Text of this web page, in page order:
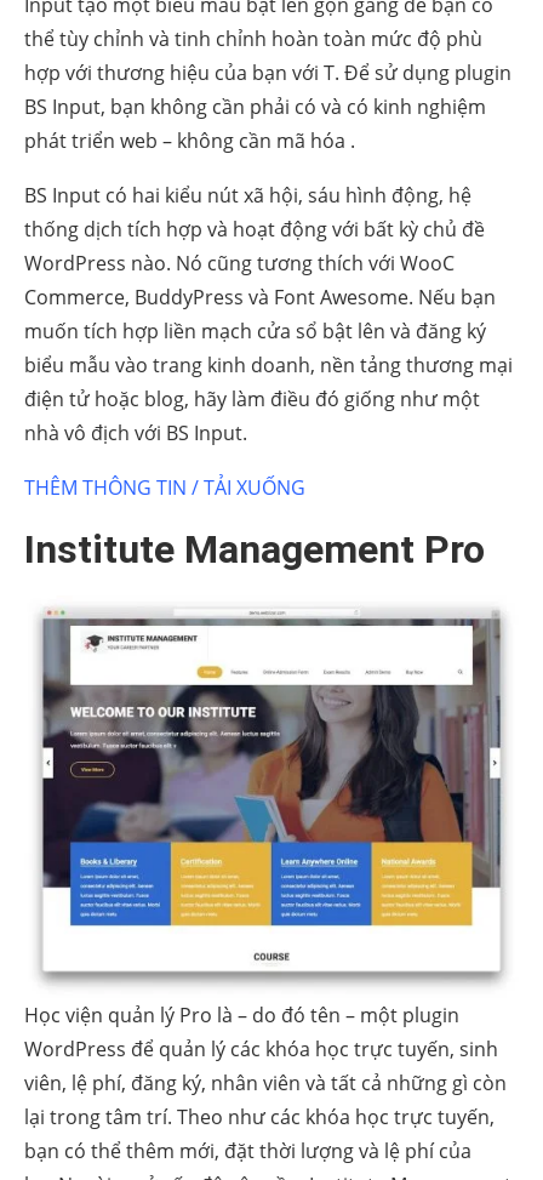
thể tùy chỉnh và tinh chỉnh hoàn toàn mức độ phù
hợp với thương hiệu của bạn với T. Để sử dụng plugin
BS Input, bạn không cần phải có và có kinh nghiệm
phát triển web – không cần mã hóa .
BS Input có hai kiểu nút xã hội, sáu hình động, hệ
thống dịch tích hợp và hoạt động với bất kỳ chủ đề
WordPress nào. Nó cũng tương thích với WooC
Commerce, BuddyPress và Font Awesome. Nếu bạn
muốn tích hợp liền mạch cửa sổ bật lên và đăng ký
biểu mẫu vào trang kinh doanh, nền tảng thương mại
điện tử hoặc blog, hãy làm điều đó giống như một
nhà vô địch với BS Input.
THÊM THÔNG TIN / TẢI XUỐNG
Institute Management Pro
Học viện quản lý Pro là – do đó tên – một plugin
WordPress để quản lý các khóa học trực tuyến, sinh
viên, lệ phí, đăng ký, nhân viên và tất cả những gì còn
lại trong tâm trí. Theo như các khóa học trực tuyến,
bạn có thể thêm mới, đặt thời lượng và lệ phí của